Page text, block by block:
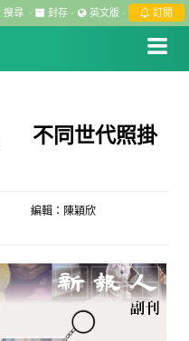
搜尋 · 封存 · 英文版 · 訂閱
不同世代照掛
編輯：陳穎欣